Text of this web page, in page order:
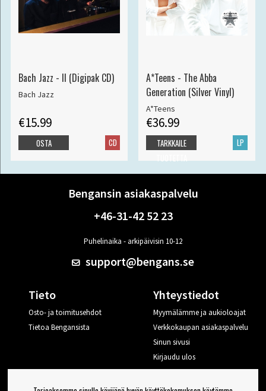
Bach Jazz - II (Digipak CD)
Bach Jazz
€15.99
CD
OSTA
A*Teens - The Abba
Generation (Silver Vinyl)
A*Teens
€36.99
LP
TARKKAILE
TUOTETTA
Bengansin asiakaspalvelu
+46-31-42 52 23
Puhelinaika - arkipäivisin 10-12
support@bengans.se
Tieto
Osto- ja toimitusehdot
Tietoa Bengansista
Yhteystiedot
Myymälämme ja aukioloajat
Verkkokaupan asiakaspalvelu
Sinun sivusi
Kirjaudu ulos
Haluan vinkkejä Bengansilta